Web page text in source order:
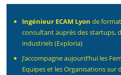
Ingénieur ECAM Lyon de
consultant auprès des startups,
industriels (Exploria)
J’accompagne aujourd’hui les
Equipes et les Organisations sur